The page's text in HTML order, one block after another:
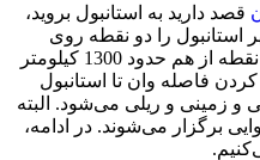
قصد دارید به استانبول بروید،
استانبول را دو نقطه روی
نقشه در نظر بگیرید، فاصله این دو نقطه از هم حدود 1300 کیلومتر
فاصله وان تا استانبول
زمینی و ریلی می‌شود. البته
برگزار می‌شوند. در ادامه،